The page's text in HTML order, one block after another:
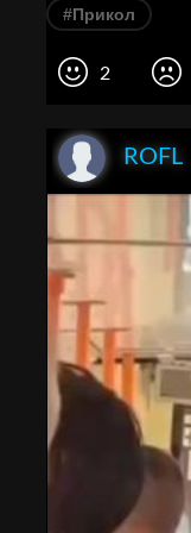
#Прикол
2
ROFL